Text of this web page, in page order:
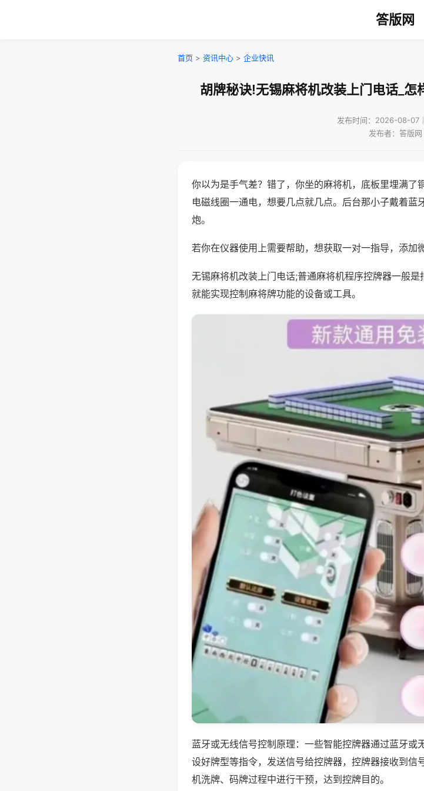
答版网
首页 > 资讯中心 > 企业快讯
胡牌秘诀!无锡麻将机改装上门电话_
发布时间：2026-08-07
发布者：答版网
你以为是手气差？错了，你坐的麻将机，底板里埋满了
电磁线圈一通电，想要几点就几点。后台那小子戴着蓝
炮。
若你在仪器使用上需要帮助，想获取一对一指导，添加
无锡麻将机改装上门电话;普通麻将机程序控牌器一般
就能实现控制麻将牌功能的设备或工具。
蓝牙或无线信号控制原理：一些智能控牌器通过蓝牙
设好牌型等指令，发送信号给控牌器，控牌器接收到信
机洗牌、码牌过程中进行干预，达到控牌目的。